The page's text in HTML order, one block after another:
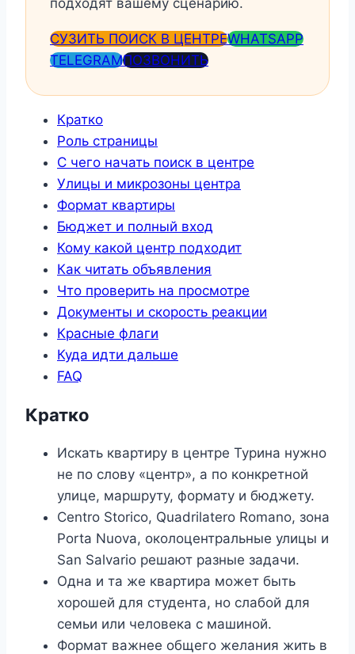
подходят вашему сценарию.
СУЗИТЬ ПОИСК В ЦЕНТРЕWHATSAPP
TELEGRAMПОЗВОНИТЬ
Кратко
Роль страницы
С чего начать поиск в центре
Улицы и микрозоны центра
Формат квартиры
Бюджет и полный вход
Кому какой центр подходит
Как читать объявления
Что проверить на просмотре
Документы и скорость реакции
Красные флаги
Куда идти дальше
FAQ
Кратко
Искать квартиру в центре Турина нужно
не по слову «центр», а по конкретной
улице, маршруту, формату и бюджету.
Centro Storico, Quadrilatero Romano, зона
Porta Nuova, околоцентральные улицы и
San Salvario решают разные задачи.
Одна и та же квартира может быть
хорошей для студента, но слабой для
семьи или человека с машиной.
Формат важнее общего желания жить в